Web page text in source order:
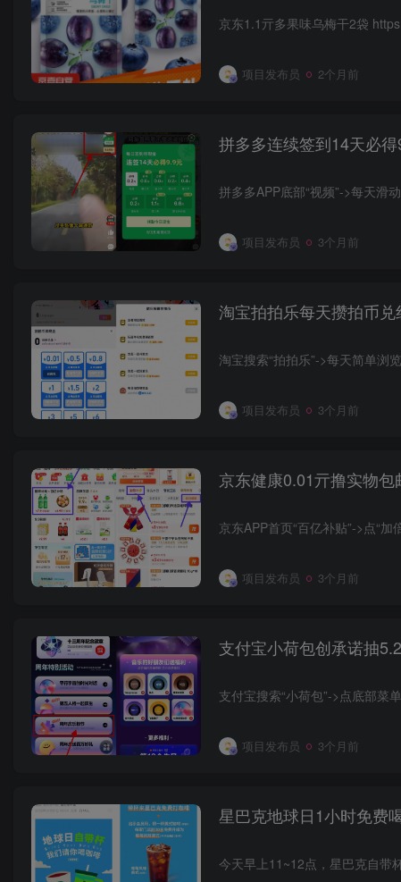
京东1.1亓多果味乌梅干2袋
项目发布员 2个月前
拼多多连续签到14天必
拼多多APP底部“视频”->每天滑
项目发布员 3个月前
淘宝拍拍乐每天攒拍币兑
淘宝搜索“拍拍乐”->每天简单浏
项目发布员 3个月前
京东健康0.01亓撸实物包
京东APP首页“百亿补贴”->点“
项目发布员 3个月前
支付宝小荷包创承诺抽
支付宝搜索“小荷包”->点底部菜
项目发布员 3个月前
星巴克地球日1小时免费